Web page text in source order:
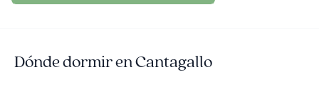
Dónde dormir en Cantagallo